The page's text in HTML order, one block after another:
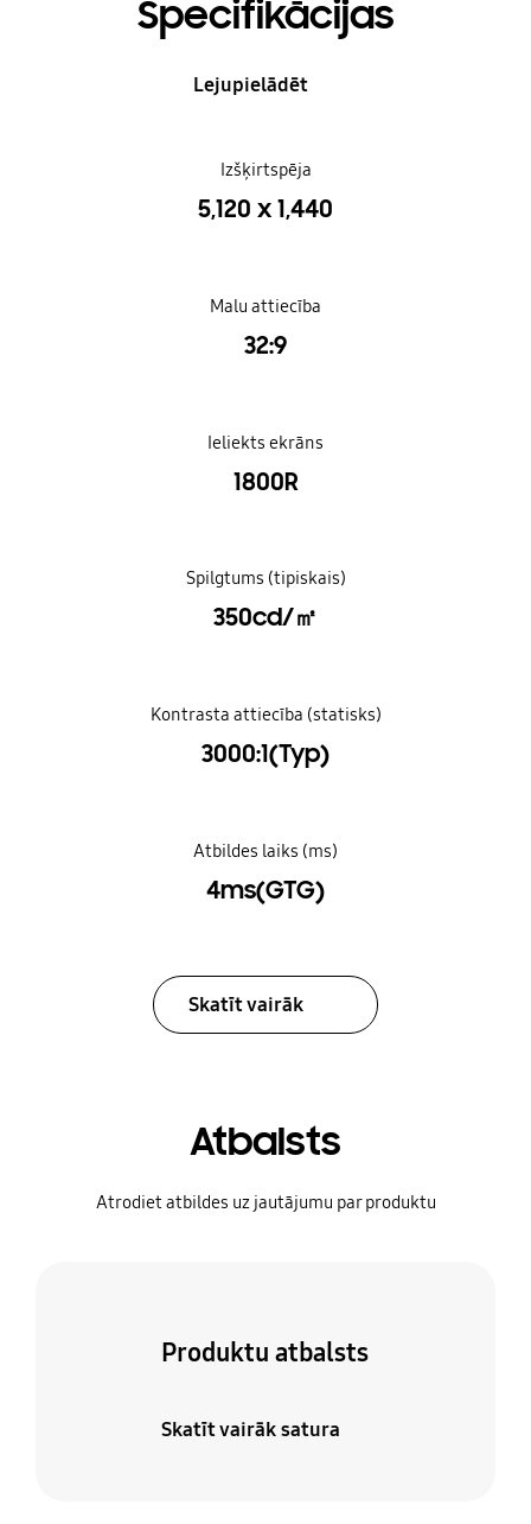
Specifikācijas
Lejupielādēt
Izšķirtspēja
5,120 x 1,440
Malu attiecība
32:9
Ieliekts ekrāns
1800R
Spilgtums (tipiskais)
350cd/㎡
Kontrasta attiecība (statisks)
3000:1(Typ)
Atbildes laiks (ms)
4ms(GTG)
Skatīt vairāk
Atbalsts
Atrodiet atbildes uz jautājumu par produktu
Produktu atbalsts
Skatīt vairāk satura